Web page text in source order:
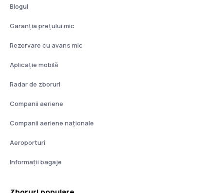
Blogul
Garanția prețului mic
Rezervare cu avans mic
Aplicație mobilă
Radar de zboruri
Companii aeriene
Companii aeriene naţionale
Aeroporturi
Informații bagaje